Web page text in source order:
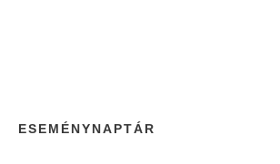
ESEMÉNYNAPTÁR